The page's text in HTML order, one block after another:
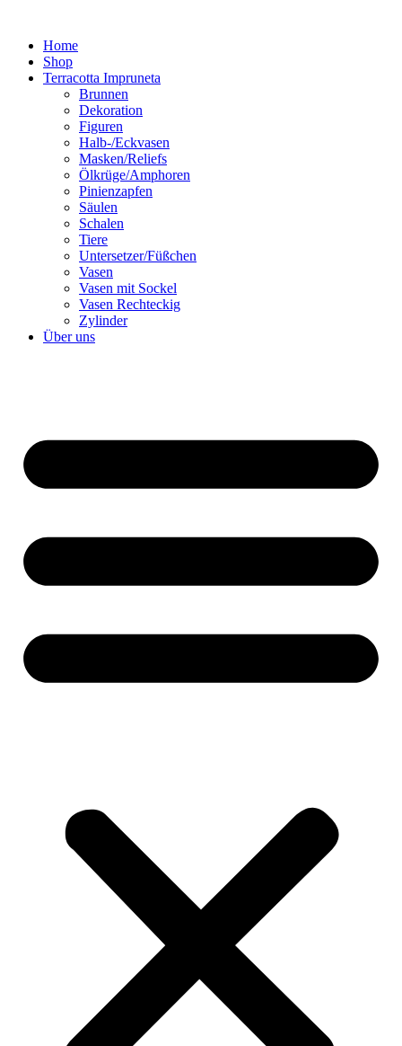
springenHome
Shop
Terracotta Impruneta
Brunnen
Dekoration
Figuren
Halb-/Eckvasen
Masken/Reliefs
Ölkrüge/Amphoren
Pinienzapfen
Säulen
Schalen
Tiere
Untersetzer/Füßchen
Vasen
Vasen mit Sockel
Vasen Rechteckig
Zylinder
Über uns